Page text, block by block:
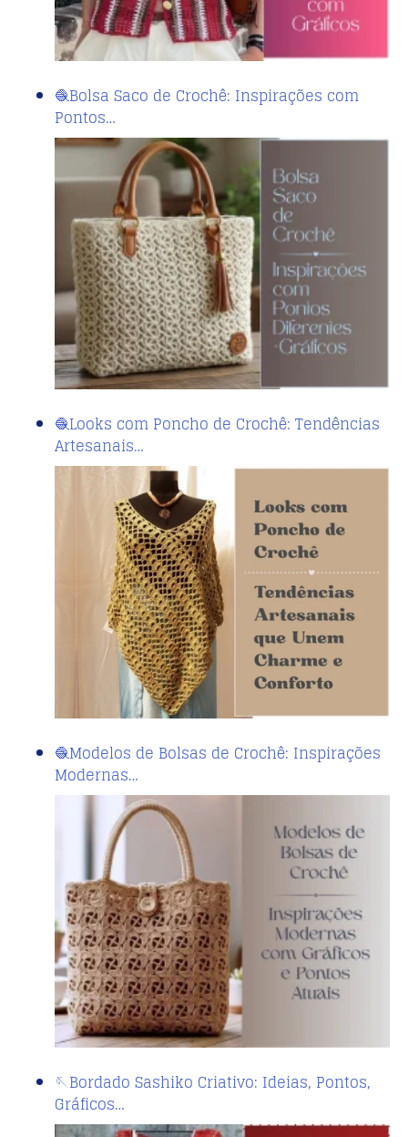
🧶Bolsa Saco de Crochê: Inspirações com
Pontos…
🧶Looks com Poncho de Crochê: Tendências
Artesanais…
🧶Modelos de Bolsas de Crochê: Inspirações
Modernas…
🪡Bordado Sashiko Criativo: Ideias, Pontos,
Gráficos…